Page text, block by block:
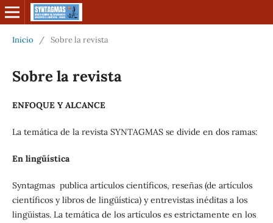
Inicio / Sobre la revista
Sobre la revista
ENFOQUE Y ALCANCE
La temática de la revista SYNTAGMAS se divide en dos ramas:
En lingüística
Syntagmas publica artículos científicos, reseñas (de artículos
científicos y libros de lingüística) y entrevistas inéditas a los
lingüistas. La temática de los artículos es estrictamente en los